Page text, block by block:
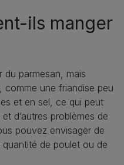
ils manger
parmesan, mais
comme une friandise peu
et en sel, ce qui peut
d’autres problèmes de
pouvez envisager de
de poulet ou de